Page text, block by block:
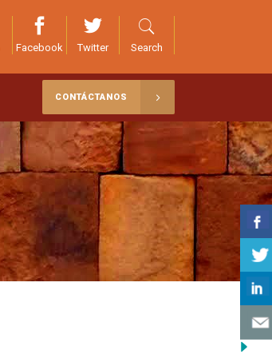
Facebook Twitter Search
CONTÁCTANOS